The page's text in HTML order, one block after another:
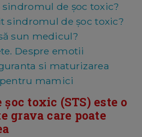
de șoc toxic?
sindromul de șoc toxic?
sun medicul?
Despre emotii
si maturizarea
mamici
toxic (STS) este o
grava care poate